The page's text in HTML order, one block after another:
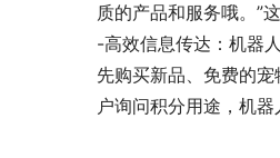
质的产品和服务哦。”
-高效信息传达：机器
先购买新品、免费的
户询问积分用途，机